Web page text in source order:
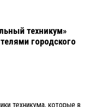
техникум»
городского
техникума, которые в